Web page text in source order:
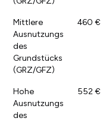
Mittlere
Ausnutzungs
des
Grundstücks
(GRZ/GFZ)
460 €
Hohe
Ausnutzungs
des
552 €